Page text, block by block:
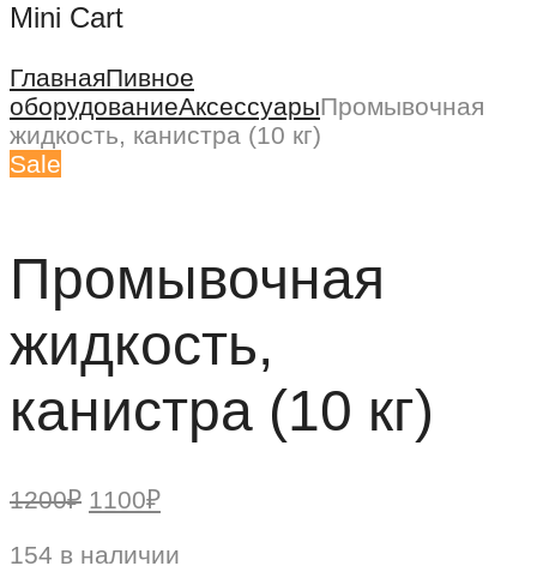
Mini Cart
ГлавнаяПивное
оборудованиеАксессуарыПромывочная
жидкость, канистра (10 кг)
Sale
Промывочная
жидкость,
канистра (10 кг)
1200₽ Первоначальная
составляла
1100₽Текущая
1100₽.
154 в наличии